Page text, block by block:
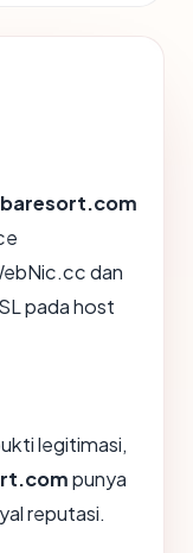
dan
pada host
legitimasi,
punya
reputasi.